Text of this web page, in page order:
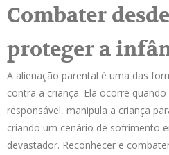
Combater
proteger a
A alienação parental é uma das
contra a criança. Ela ocorre
responsável, manipula a criança
criando um cenário de sofrimento
devastador. Reconhecer e